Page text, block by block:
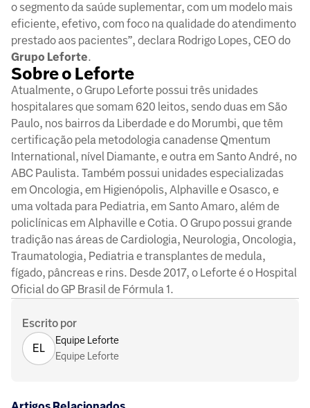
o segmento da saúde suplementar, com um modelo mais
eficiente, efetivo, com foco na qualidade do atendimento
prestado aos pacientes”, declara Rodrigo Lopes, CEO do
Grupo Leforte.
Sobre o Leforte
Atualmente, o Grupo Leforte possui três unidades
hospitalares que somam 620 leitos, sendo duas em São
Paulo, nos bairros da Liberdade e do Morumbi, que têm
certificação pela metodologia canadense Qmentum
International, nível Diamante, e outra em Santo André, no
ABC Paulista. Também possui unidades especializadas
em Oncologia, em Higienópolis, Alphaville e Osasco, e
uma voltada para Pediatria, em Santo Amaro, além de
policlínicas em Alphaville e Cotia. O Grupo possui grande
tradição nas áreas de Cardiologia, Neurologia, Oncologia,
Traumatologia, Pediatria e transplantes de medula,
fígado, pâncreas e rins. Desde 2017, o Leforte é o Hospital
Oficial do GP Brasil de Fórmula 1.
Escrito por
EL
Equipe Leforte
Equipe Leforte